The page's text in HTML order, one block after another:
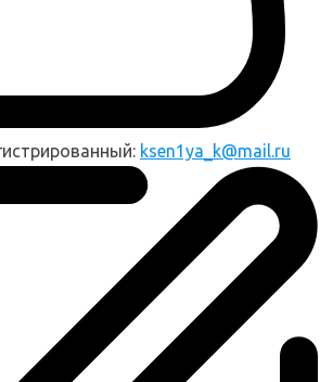
ksen1ya_k@mail.ru